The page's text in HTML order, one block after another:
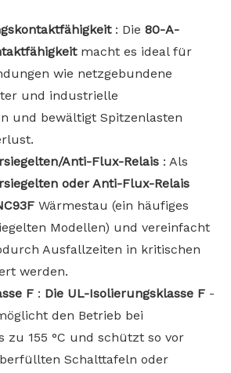
: Die 80-A-
macht es ideal für
wie netzgebundene
und industrielle
und bewältigt Spitzenlasten
Anti-Flux-Relais : Als
oder Anti-Flux-Relais
Wärmestau (ein häufiges
Modellen) und vereinfacht
Ausfallzeiten in kritischen
werden.
F : Die UL-Isolierungsklasse F -
den Betrieb bei
zu 155 °C und schützt so vor
Schalttafeln oder